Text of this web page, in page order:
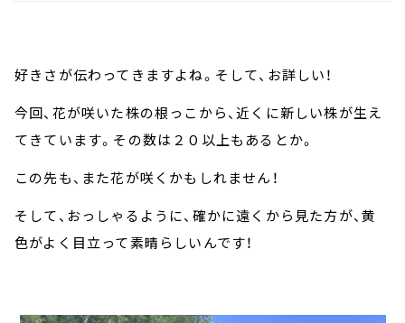
好きさが伝わってきますよね。そして、お詳しい！
今回、花が咲いた株の根っこから、近くに新しい株が生え
てきています。その数は２０以上もあるとか。
この先も、また花が咲くかもしれません！
そして、おっしゃるように、確かに遠くから見た方が、黄
色がよく目立って素晴らしいんです！